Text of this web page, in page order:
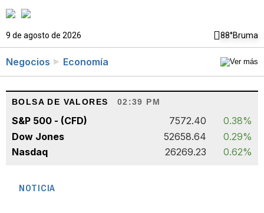
9 de agosto de 2026 88°Bruma
Negocios Economía
BOLSA DE VALORES 02:39 PM
S&P 500 - (CFD) 7572.40
0.38%
Dow Jones
52658.64
0.29%
Nasdaq
26269.23 0.62%
NOTICIA